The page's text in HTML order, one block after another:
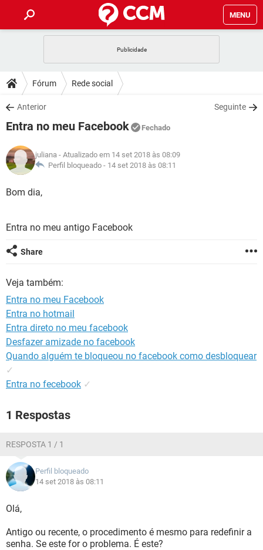
MENU
CELULAR
OUTLOOK
INSTAGRAM GMAIL
GUIA DE COMPRAS
DICAS
JOGOS
INSTAGRAM GMAIL
GUIA DE COMPRAS
DOWNLOADS
JOGOS WHATSAPP
CELULAR
OUTLOOK EXCEL
INSTAGRAM
JOGOS WHATSAPP
CELULAR
OUTLOOK
GLOSSÁRIO
JOGOS
OUTLOOK
INSTAGRAM
Fórum Rede social
Anterior Seguinte
Entra no meu Facebook Fechado
juliana - Atualizado em 14 set 2018 às 08:09
Perfil bloqueado - 14 set 2018 às 08:11
Bom dia,
Entra no meu antigo Facebook
Share
Veja também:
Entra no meu Facebook
Entra no hotmail
Entra direto no meu facebook
Desfazer amizade no facebook
Quando alguém te bloqueou no facebook como desbloquear
✓
Entra no fecebook ✓
1 Respostas
RESPOSTA 1 / 1
Perfil bloqueado
14 set 2018 às 08:11
Olá,
Antigo ou recente, o procedimento é mesmo para redefinir a
senha. Se este for o problema. É este?